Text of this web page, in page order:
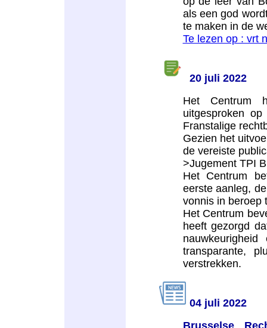
als een god
te maken in de
Te lezen op : vrt
20 juli 2022
Het Centrum
uitgesproken
Franstalige
Gezien het
de vereiste
>Jugement TPI
Het Centrum
eerste aanleg,
vonnis in beroep
Het Centrum
heeft gezorgd
transparante,
verstrekken.
04 juli 2022
Brusselse